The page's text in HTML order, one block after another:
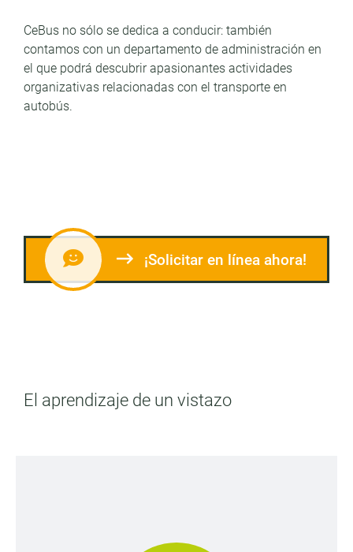
CeBus no sólo se dedica a conducir: también
contamos con un departamento de administración en
el que podrá descubrir apasionantes actividades
organizativas relacionadas con el transporte en
autobús.
¡Solicitar en línea ahora!
El aprendizaje de un vistazo